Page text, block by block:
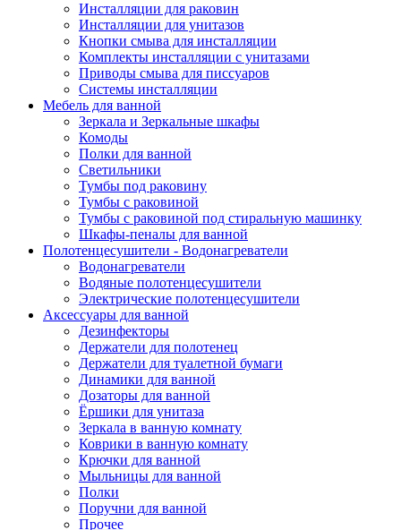
Инсталляции для раковин
Инсталляции для унитазов
Кнопки смыва для инсталляции
Комплекты инсталляции с унитазами
Приводы смыва для писсуаров
Системы инсталляции
Мебель для ванной
Зеркала и Зеркальные шкафы
Комоды
Полки для ванной
Светильники
Тумбы под раковину
Тумбы с раковиной
Тумбы с раковиной под стиральную машинку
Шкафы-пеналы для ванной
Полотенцесушители - Водонагреватели
Водонагреватели
Водяные полотенцесушители
Электрические полотенцесушители
Аксессуары для ванной
Дезинфекторы
Держатели для полотенец
Держатели для туалетной бумаги
Динамики для ванной
Дозаторы для ванной
Ёршики для унитаза
Зеркала в ванную комнату
Коврики в ванную комнату
Крючки для ванной
Мыльницы для ванной
Полки
Поручни для ванной
Прочее